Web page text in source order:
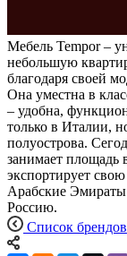
Мебель Tempor –
небольшую
благодаря своей
Она уместна в
– удобна,
только в Италии,
полуострова.
занимает площадь
экспортирует
Арабские Эмираты
Россию.